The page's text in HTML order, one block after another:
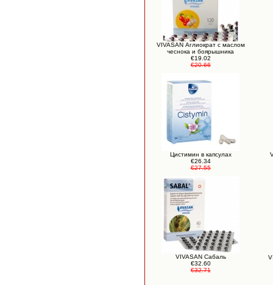
VIVASAN Аглиократ с маслом
чеснока и боярышника
€19.02
€20.66
Цистимин в капсулах
€26.34
€27.55
VIVASAN Сабаль
€32.60
€32.71